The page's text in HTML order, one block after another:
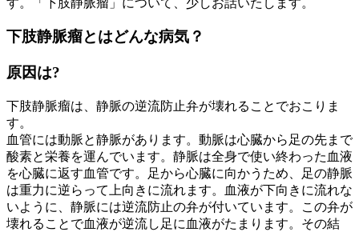
下肢静脈瘤とはどんな病気？
原因は?
下肢静脈瘤は、静脈の逆流防止弁が壊れることでおこりま
す。
血管には動脈と静脈があります。動脈は心臓から足の先まで
酸素と栄養を運んでいます。静脈は全身で使い終わった血液
を心臓に返す血管です。足から心臓に向かうため、足の静脈
は重力に逆らって上向きに流れます。血液が下向きに流れな
いように、静脈には逆流防止の弁が付いています。この弁が
壊れることで血液が逆流し足に血液がたまります。その結